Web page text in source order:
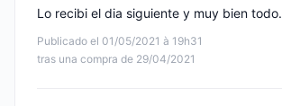
Publicado el 01/05/2021 à 19h31
tras una compra de 29/04/2021
Lo recibi el dia siguiente y muy bien todo.